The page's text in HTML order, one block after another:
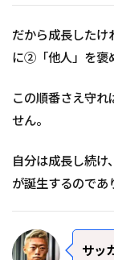
だから成長した
に②「他人」を褒
この順番さえ守れ
せん。
自分は成長し続け
が誕生するのであ
サッ